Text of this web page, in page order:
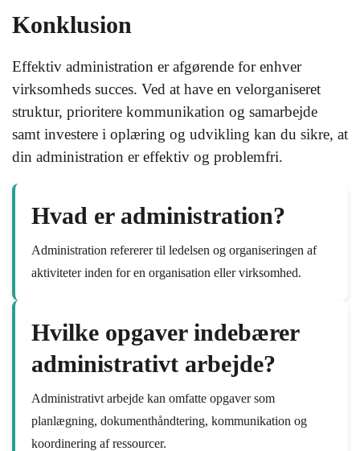
Konklusion
Effektiv administration er afgørende for enhver
virksomheds succes. Ved at have en velorganiseret
struktur, prioritere kommunikation og samarbejde
samt investere i oplæring og udvikling kan du sikre, at
din administration er effektiv og problemfri.
Hvad er administration?
Administration refererer til ledelsen og organiseringen af
aktiviteter inden for en organisation eller virksomhed.
Hvilke opgaver indebærer
administrativt arbejde?
Administrativt arbejde kan omfatte opgaver som
planlægning, dokumenthåndtering, kommunikation og
koordinering af ressourcer.